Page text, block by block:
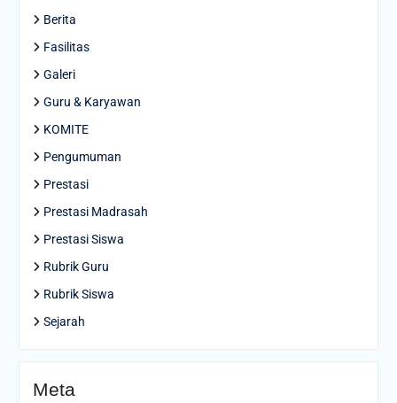
Berita
Fasilitas
Galeri
Guru & Karyawan
KOMITE
Pengumuman
Prestasi
Prestasi Madrasah
Prestasi Siswa
Rubrik Guru
Rubrik Siswa
Sejarah
Meta